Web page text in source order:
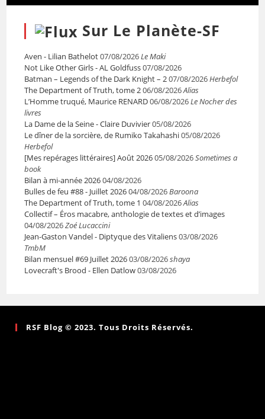
Sur Le Planète-SF
Aven - Lilian Bathelot07/08/2026Le Maki
Not Like Other Girls - AL Goldfuss07/08/2026
Batman – Legends of the Dark Knight – 207/08/2026Herbefol
The Department of Truth, tome 206/08/2026Alias
L’Homme truqué, Maurice RENARD06/08/2026Le Nocher des
livres
La Dame de la Seine - Claire Duvivier05/08/2026
Le dîner de la sorcière, de Rumiko Takahashi05/08/2026
Herbefol
[Mes repérages littéraires] Août 202605/08/2026Sometimes a
book
Bilan à mi-année 202604/08/2026
Bulles de feu #88 - Juillet 202604/08/2026Baroona
The Department of Truth, tome 1 04/08/2026Alias
Collectif – Éros macabre, anthologie de textes et d’images
04/08/2026Zoé Lucaccini
Jean-Gaston Vandel - Diptyque des Vitaliens03/08/2026
TmbM
Bilan mensuel #69 Juillet 202603/08/2026shaya
Lovecraft's Brood - Ellen Datlow03/08/2026
RSF Blog © 2023. Tous Droits Réservés.